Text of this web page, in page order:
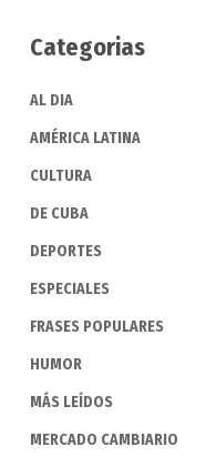
Categorias
AL DIA
AMÉRICA LATINA
CULTURA
DE CUBA
DEPORTES
ESPECIALES
FRASES POPULARES
HUMOR
MÁS LEÍDOS
MERCADO CAMBIARIO